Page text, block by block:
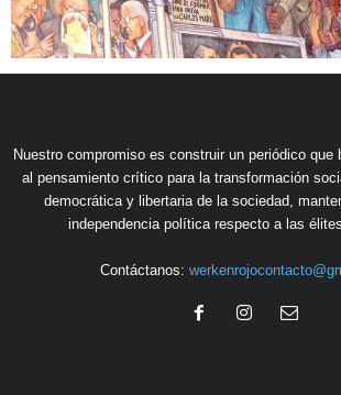
Nuestro compromiso es construir un periódico que
al pensamiento crítico para la transformación
democrática y libertaria de la sociedad,
independencia política respecto a las
Contáctanos: